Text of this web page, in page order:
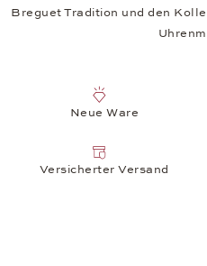
Breguet Tradition und den
Neue Ware
Versicherter Versand